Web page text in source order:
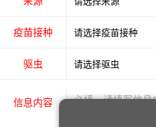
疫苗接种
驱虫
信息内容